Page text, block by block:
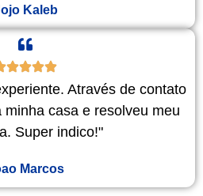
Kaleb
Através de contato
casa e resolveu meu
Super indico!"
Marcos